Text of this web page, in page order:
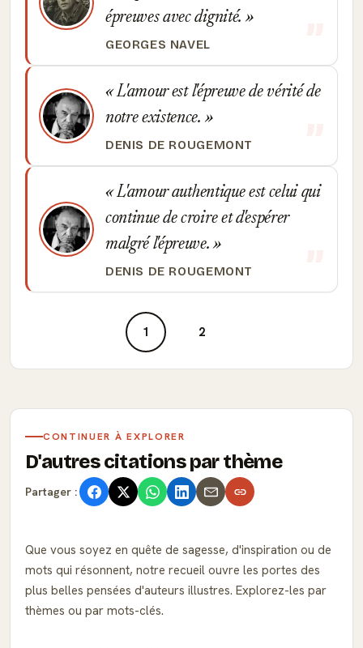
épreuves avec dignité.
GEORGES NAVEL
L'amour est l'épreuve de vérité de
notre existence.
DENIS DE ROUGEMONT
L'amour authentique est celui qui
continue de croire et d'espérer
malgré l'épreuve.
DENIS DE ROUGEMONT
1 2
CONTINUER À EXPLORER
D'autres citations par thème
Partager :
Que vous soyez en quête de sagesse, d'inspiration ou de
mots qui résonnent, notre recueil ouvre les portes des
plus belles pensées d'auteurs illustres. Explorez-les par
thèmes ou par mots-clés.